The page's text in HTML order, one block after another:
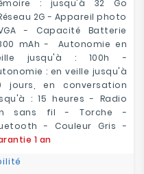
: jusqu'à 32 Go
2G - Appareil photo
- Capacité Batterie
mAh - Autonomie en
jusqu'à : 100h -
: en veille jusqu'à
jours, en conversation
: 15 heures - Radio
sans fil - Torche -
- Couleur Gris -
1 an